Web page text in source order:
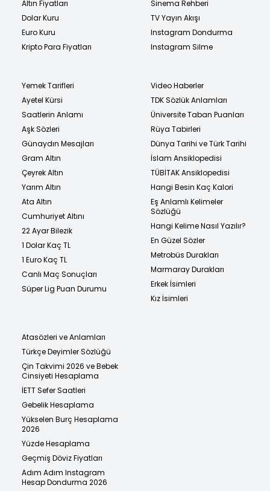
Altın Fiyatları
Dolar Kuru
Euro Kuru
Kripto Para Fiyatları
Sinema Rehberi
TV Yayın Akışı
Instagram Dondurma
Instagram Silme
Yemek Tarifleri
Ayetel Kürsi
Saatlerin Anlamı
Aşk Sözleri
Günaydın Mesajları
Gram Altın
Çeyrek Altın
Yarım Altın
Ata Altın
Cumhuriyet Altını
22 Ayar Bilezik
1 Dolar Kaç TL
1 Euro Kaç TL
Canlı Maç Sonuçları
Süper Lig Puan Durumu
Video Haberler
TDK Sözlük Anlamları
Üniversite Taban Puanları
Rüya Tabirleri
Dünya Tarihi ve Türk Tarihi
İslam Ansiklopedisi
TÜBİTAK Ansiklopedisi
Hangi Besin Kaç Kalori
Eş Anlamlı Kelimeler
Sözlüğü
Hangi Kelime Nasıl Yazılır?
En Güzel Sözler
Metrobüs Durakları
Marmaray Durakları
Erkek İsimleri
Kız İsimleri
Atasözleri ve Anlamları
Türkçe Deyimler Sözlüğü
Çin Takvimi 2026 ve Bebek
Cinsiyeti Hesaplama
İETT Sefer Saatleri
Gebelik Hesaplama
Yükselen Burç Hesaplama
2026
Yüzde Hesaplama
Geçmiş Döviz Fiyatları
Adım Adım Instagram
Hesap Dondurma 2026